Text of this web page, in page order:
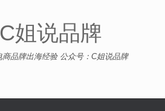
C姐说品牌
品牌出海经验 公众号：C姐说品牌